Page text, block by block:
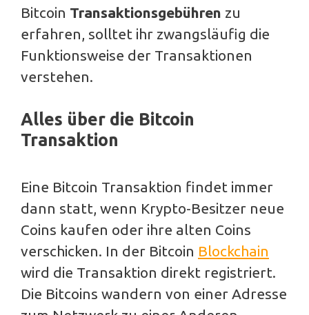
Bitcoin Transaktionsgebühren zu
erfahren, solltet ihr zwangsläufig die
Funktionsweise der Transaktionen
verstehen.
Alles über die Bitcoin
Transaktion
Eine Bitcoin Transaktion findet immer
dann statt, wenn Krypto-Besitzer neue
Coins kaufen oder ihre alten Coins
verschicken. In der Bitcoin Blockchain
wird die Transaktion direkt registriert.
Die Bitcoins wandern von einer Adresse